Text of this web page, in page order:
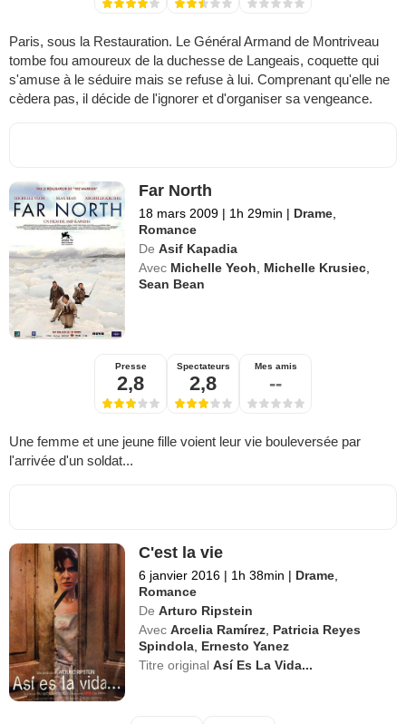
Paris, sous la Restauration. Le Général Armand de Montriveau
tombe fou amoureux de la duchesse de Langeais, coquette qui
s'amuse à le séduire mais se refuse à lui. Comprenant qu'elle ne
cèdera pas, il décide de l'ignorer et d'organiser sa vengeance.
Far North
18 mars 2009 | 1h 29min | Drame
Romance
De Asif Kapadia
Avec Michelle Yeoh Michelle Krusiec
Sean Bean
Presse
2,8
Spectateurs
2,8
Mes amis
--
Une femme et une jeune fille voient leur vie bouleversée par
l'arrivée d'un soldat...
C'est la vie
6 janvier 2016 | 1h 38min | Drame
Romance
De Arturo Ripstein
Avec Arcelia Ramírez Patricia Reyes
Spindola Ernesto Yanez
Titre originalAsí Es La Vida...